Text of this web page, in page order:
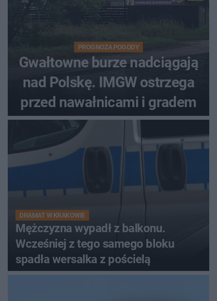
PROGNOZA POGODY
Gwałtowne burze nadciągają
nad Polskę. IMGW ostrzega
przed nawałnicami i gradem
DRAMAT W KRAKOWIE
Mężczyzna wypadł z balkonu.
Wcześniej z tego samego bloku
spadła wersalka z pościelą